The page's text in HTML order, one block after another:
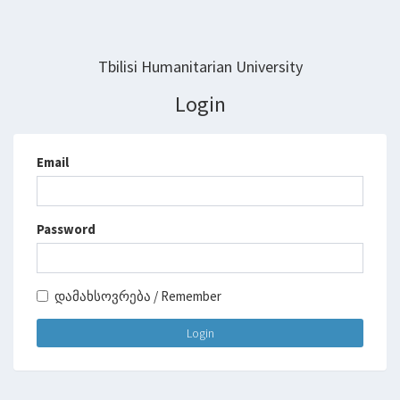
Tbilisi Humanitarian University
Login
Email
Password
დამახსოვრება / Remember
Login